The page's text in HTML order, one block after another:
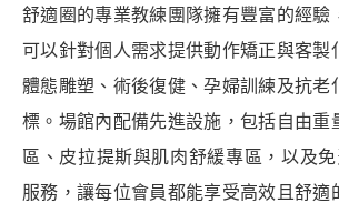
舒適圈的專業教練團隊擁有豐富的經驗
可以針對個人需求提供動作矯正與客製
體態雕塑、術後復健、孕婦訓練及抗老
標。場館內配備先進設施，包括自由重
區、皮拉提斯與肌肉舒緩專區，以及
服務，讓每位會員都能享受高效且舒適